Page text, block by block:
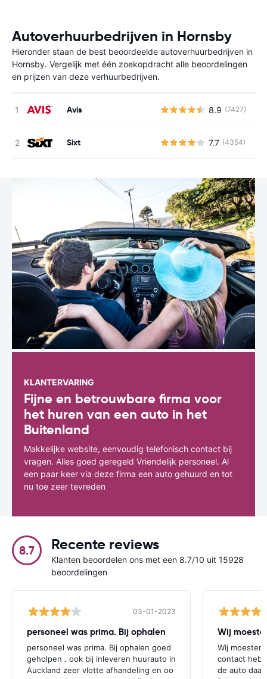
Autoverhuurbedrijven in Hornsby
Hieronder staan de best beoordeelde autoverhuurbedrijven in
Hornsby. Vergelijk met één zoekopdracht alle beoordelingen
en prijzen van deze verhuurbedrijven.
Avis 8.9 (7427)
Sixt 7.7 (4354)
KLANTERVARING
Fijne en betrouwbare firma voor
het huren van een auto in het
Buitenland
Makkelijke website, eenvoudig telefonisch contact bij
vragen. Alles goed geregeld Vriendelijk personeel. Al
een paar keer via deze firma een auto gehuurd en tot
nu toe zeer tevreden
8.7 Recente reviews
Klanten beoordelen ons met een 8.7/10 uit 15928
beoordelingen
03-01-2023
personeel was prima. Bij ophalen
personeel was prima. Bij ophalen goed
geholpen . ook bij inleveren huurauto in
Auckland zeer vlotte afhandeling en oo
Wij
Wij moesten
contact
de auto